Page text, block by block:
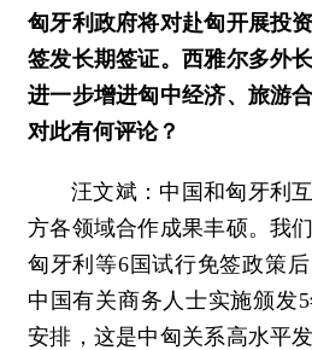
匈牙利政府将对赴匈开展投
签发长期签证。西雅尔多外
进一步增进匈中经济、旅游
对此有何评论？
汪文斌： 中国和匈牙利
方各领域合作成果丰硕。我
匈牙利等6国试行免签政策
中国有关商务人士实施颁发
安排，这是中匈关系高水平